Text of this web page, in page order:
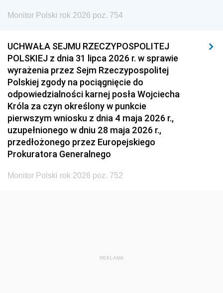
Monitor Polski rok 2026 poz. 754
UCHWAŁA SEJMU RZECZYPOSPOLITEJ
POLSKIEJ z dnia 31 lipca 2026 r. w sprawie
wyrażenia przez Sejm Rzeczypospolitej
Polskiej zgody na pociągnięcie do
odpowiedzialności karnej posła Wojciecha
Króla za czyn określony w punkcie
pierwszym wniosku z dnia 4 maja 2026 r.,
uzupełnionego w dniu 28 maja 2026 r.,
przedłożonego przez Europejskiego
Prokuratora Generalnego
Monitor Polski rok 2026 poz. 752
REKLAMA